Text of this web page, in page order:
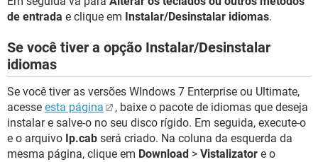
de entrada e clique em Instalar/Desinstalar idiomas.
Se você tiver a opção Instalar/Desinstalar
idiomas
Se você tiver as versões WIndows 7 Enterprise ou Ultimate,
acesse esta página
, baixe o pacote de idiomas que deseja
instalar e salve-o no seu disco rígido. Em seguida, execute-o
e o arquivo Ip.cab será criado. Na coluna da esquerda da
mesma página, clique em Download > Vistalizator e o